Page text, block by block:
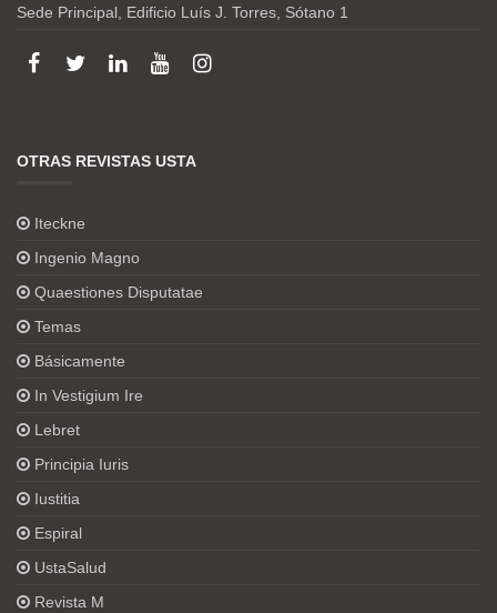
Sede Principal, Edificio Luís J. Torres, Sótano 1
OTRAS REVISTAS USTA
Iteckne
Ingenio Magno
Quaestiones Disputatae
Temas
Básicamente
In Vestigium Ire
Lebret
Principia Iuris
Iustitia
Espiral
UstaSalud
Revista M